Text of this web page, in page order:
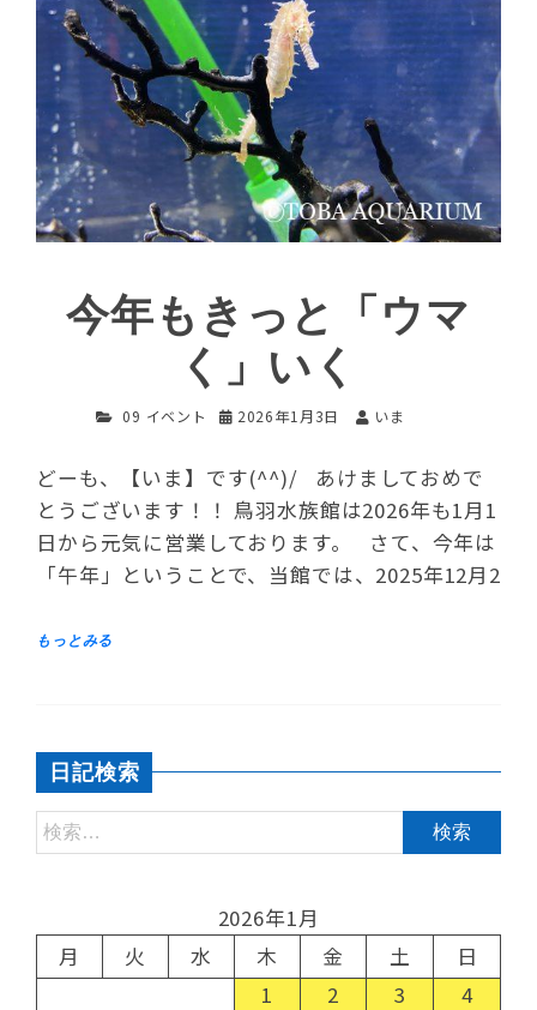
今年もきっと「ウマ
く」いく
09 イベント 2026年1月3日 いま
どーも、【いま】です(^^)/ あけましておめで
とうございます！！ 鳥羽水族館は2026年も1月1
日から元気に営業しております。 さて、今年は
「午年」ということで、当館では、2025年12月2
日記検索
2026年1月
月
火 水 木 金 土
日
1
2 3 4